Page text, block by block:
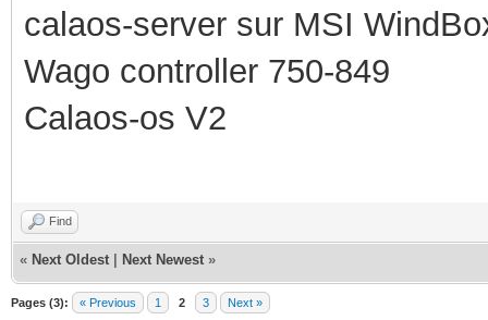
calaos-server sur MSI
Wago controller 750-849
Calaos-os V2
Find
« Next Oldest Next Newest »
Pages (3): « Previous 1 2 3 Next »